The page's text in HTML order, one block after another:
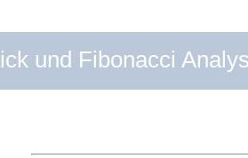
und Fibonacci